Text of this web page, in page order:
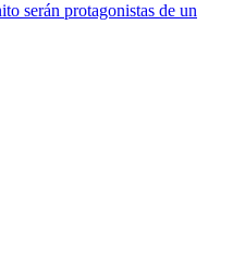
serán protagonistas de un